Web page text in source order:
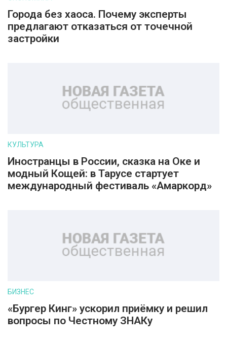
Города без хаоса. Почему эксперты
предлагают отказаться от точечной
застройки
КУЛЬТУРА
Иностранцы в России, сказка на Оке и
модный Кощей: в Тарусе стартует
международный фестиваль «Амаркорд»
БИЗНЕС
«Бургер Кинг» ускорил приёмку и решил
вопросы по Честному ЗНАКу